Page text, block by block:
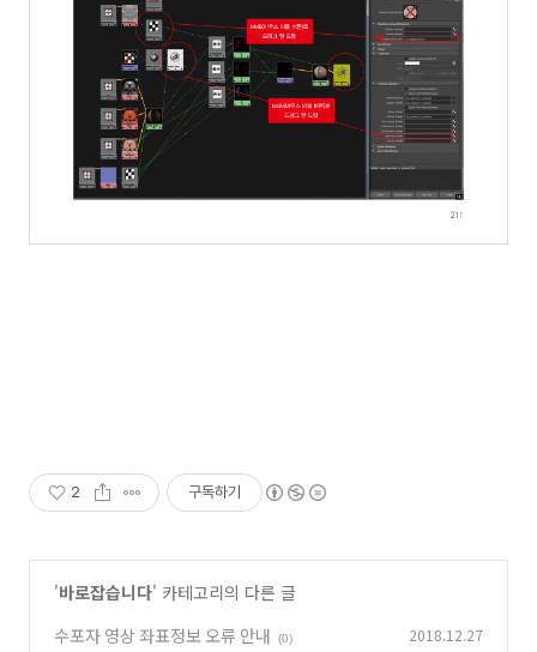
2 구독하기
'바로잡습니다' 카테고리의 다른 글
수포자 영상 좌표정보 오류 안내
(0) 2018.12.27